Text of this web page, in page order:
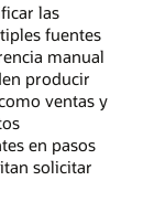
las
fuentes
manual
producir
ventas y
en pasos
solicitar